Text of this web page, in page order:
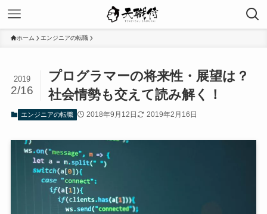
ホーム エンジニアの転職
プログラマーの将来性・展望は？
社会情勢も交えて読み解く！
2019
2/16
エンジニアの転職 2018年9月12日 2019年2月16日